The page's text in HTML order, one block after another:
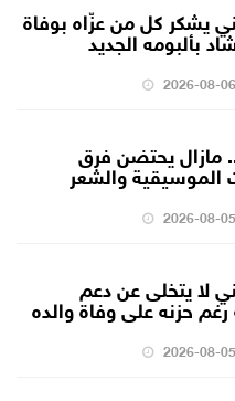
يشكر كل من عزّاه بوفاة
بألبومه الجديد
2026-08-06
مازال يحتضن فرق
الموسيقية والشعر
2026-08-05
لا يتخلى عن دعم
حزنه على وفاة والده
2026-08-05